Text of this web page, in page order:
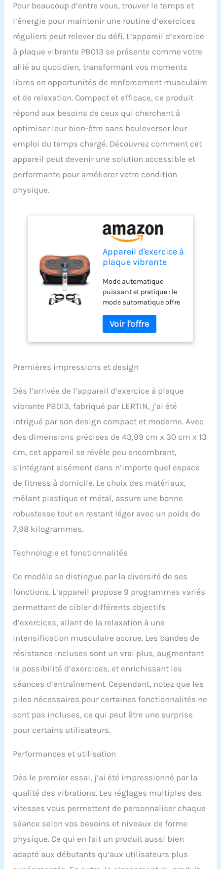
Pour beaucoup d’entre vous, trouver le temps et
l’énergie pour maintenir une routine d’exercices
réguliers peut relever du défi. L’appareil d’exercice
à plaque vibrante PB013 se présente comme votre
allié au quotidien, transformant vos moments
libres en opportunités de renforcement musculaire
et de relaxation. Compact et efficace, ce produit
répond aux besoins de ceux qui cherchent à
optimiser leur bien-être sans bouleverser leur
emploi du temps chargé. Découvrez comment cet
appareil peut devenir une solution accessible et
performante pour améliorer votre condition
physique.
Appareil d'exercice à
plaque vibrante
Mode automatique
puissant et pratique : le
mode automatique offre
différentes. Appuyez
simplement sur le
bouton P et profitez d'une
agréable. Il est livré avec
de résistance, de sorte
que vous pouvez
travailler le haut et le bas
temps. Avec seulement 10
minutes d'exercice par
jour, vous pouvez brûler
des calories sans effort
et soulager le stress tout
au long de la journée.
n'importe quelle vitesse
que vous aimez : la
plaque de vibration
de 1 à 99. Avec la marche,
pied, trois réglages de
raccourci, et bouton M
(20, 40, 80 vitesses) pour
la sélection, conçu pour
vos besoins pour
différents exercices.
Choisissez votre mode
votre entraînement avec
différentes positions
améliorer la circulation
sanguine de tout le
amincir, soulever les
fesses, tonifier et
de massage aimantés :
la plaque vibrante,
effectue un drainage
massage des points
d'acupuncture Il peut
efficacement la
circulation sanguine et
Premières impressions et design
Dès l’arrivée de l’appareil d’exercice à plaque
vibrante PB013, fabriqué par LERTIN, j’ai été
intrigué par son design compact et moderne. Avec
des dimensions précises de 43,99 cm x 30 cm x 13
cm, cet appareil se révèle peu encombrant,
s’intégrant aisément dans n’importe quel espace
de fitness à domicile. Le choix des matériaux,
mêlant plastique et métal, assure une bonne
robustesse tout en restant léger avec un poids de
7,98 kilogrammes.
Technologie et fonctionnalités
Ce modèle se distingue par la diversité de ses
fonctions. L’appareil propose 9 programmes variés
permettant de cibler différents objectifs
d’exercices, allant de la relaxation à une
intensification musculaire accrue. Les bandes de
résistance incluses sont un vrai plus, augmentant
la possibilité d’exercices, et enrichissant les
séances d’entraînement. Cependant, notez que les
piles nécessaires pour certaines fonctionnalités ne
sont pas incluses, ce qui peut être une surprise
pour certains utilisateurs.
Performances et utilisation
Dès le premier essai, j’ai été impressionné par la
qualité des vibrations. Les réglages multiples des
vitesses vous permettent de personnaliser chaque
séance selon vos besoins et niveaux de forme
physique. Ce qui en fait un produit aussi bien
adapté aux débutants qu’aux utilisateurs plus